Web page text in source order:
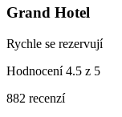
Grand Hotel
Rychle se rezervují
Hodnocení 4.5 z 5
882 recenzí